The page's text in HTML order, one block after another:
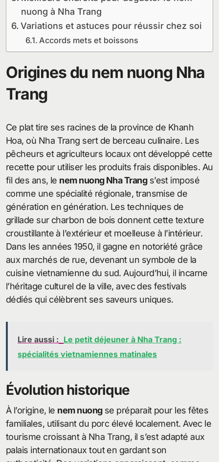
nuong à Nha Trang
Variations et astuces pour réussir chez soi
Accords mets et boissons
Origines du nem nuong Nha
Trang
Ce plat tire ses racines de la province de Khanh
Hoa, où Nha Trang sert de berceau culinaire. Les
pêcheurs et agriculteurs locaux ont développé cette
recette pour utiliser les produits frais disponibles. Au
fil des ans, le nem nuong Nha Trangs’est imposé
comme une spécialité régionale, transmise de
génération en génération. Les techniques de
grillade sur charbon de bois donnent cette texture
croustillante à l’extérieur et moelleuse à l’intérieur.
Dans les années 1950, il gagne en notoriété grâce
aux marchés de rue, devenant un symbole de la
cuisine vietnamienne du sud. Aujourd’hui, il incarne
l’héritage culturel de la ville, avec des festivals
dédiés qui célèbrent ses saveurs uniques.
Lire aussi : Le petit déjeuner à Nha Trang :
spécialités vietnamiennes matinales
Évolution historique
À l’origine, le nem nuongse préparait pour les fêtes
familiales, utilisant du porc élevé localement. Avec le
tourisme croissant à Nha Trang, il s’est adapté aux
palais internationaux tout en gardant son